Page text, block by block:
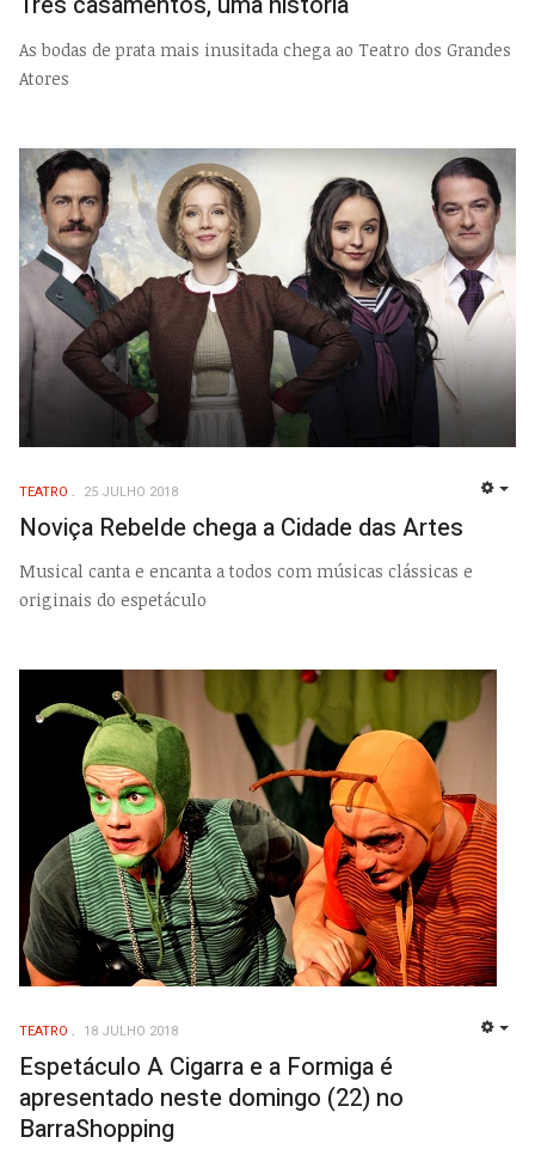
As bodas de prata mais inusitada chega ao Teatro dos Grandes
Atores
TEATRO 25 JULHO 2018
Noviça Rebelde chega a Cidade das Artes
Musical canta e encanta a todos com músicas clássicas e
originais do espetáculo
TEATRO 18 JULHO 2018
Espetáculo A Cigarra e a Formiga é
apresentado neste domingo (22) no
BarraShopping